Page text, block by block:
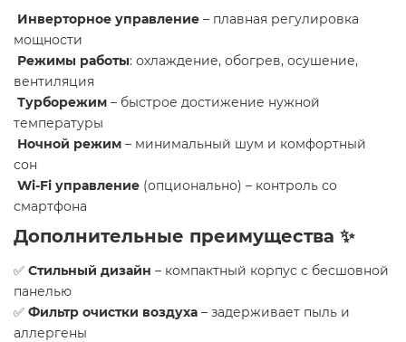
Инверторное управление – плавная регулировка
мощности
Режимы работы: охлаждение, обогрев, осушение,
вентиляция
Турборежим – быстрое достижение нужной
температуры
Ночной режим – минимальный шум и комфортный
сон
Wi-Fi управление (опционально) – контроль со
смартфона
Дополнительные преимущества ✨
✅ Стильный дизайн – компактный корпус с бесшовной
панелью
✅ Фильтр очистки воздуха – задерживает пыль и
аллергены